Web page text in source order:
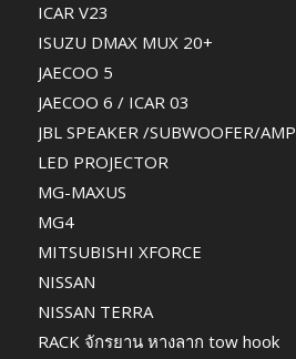
ICAR V23
ISUZU DMAX MUX 20+
JAECOO 5
JAECOO 6 / ICAR 03
JBL SPEAKER /SUBWOOFER/AMP
LED PROJECTOR
MG-MAXUS
MG4
MITSUBISHI XFORCE
NISSAN
NISSAN TERRA
RACK จักรยาน หางลาก tow hook